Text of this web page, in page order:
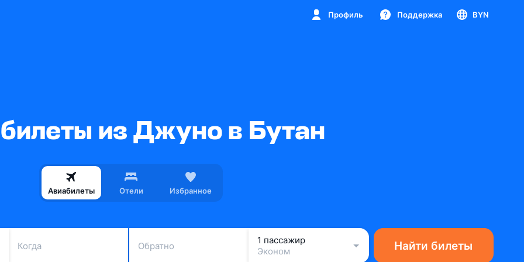
Профиль Поддержка BYN
из Джуно в Бутан
Авиабилеты Отели Избранное
Когда Обратно
1 пассажир
Эконом
Найти билеты